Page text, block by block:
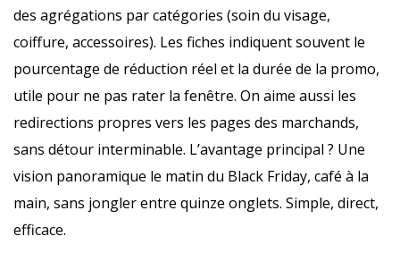
des agrégations par catégories (soin du visage,
coiffure, accessoires). Les fiches indiquent souvent le
pourcentage de réduction réel et la durée de la promo,
utile pour ne pas rater la fenêtre. On aime aussi les
redirections propres vers les pages des marchands,
sans détour interminable. L’avantage principal ? Une
vision panoramique le matin du Black Friday, café à la
main, sans jongler entre quinze onglets. Simple, direct,
efficace.